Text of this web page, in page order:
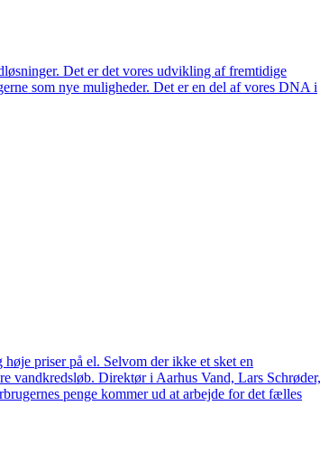
Det er det vores udvikling af fremtidige
som nye muligheder. Det er en del af vores DNA i
priser på el. Selvom der ikke et sket en
vandkredsløb. Direktør i Aarhus Vand, Lars Schrøder,
penge kommer ud at arbejde for det fælles